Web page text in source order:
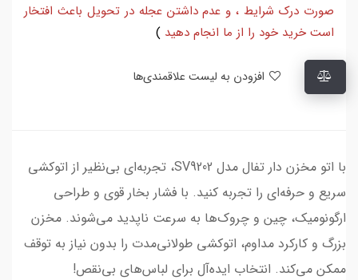
صورت درک شرایط ، و عدم داشتن عجله در تحویل باعث افتخار
است خرید خود را از ما انجام دهید )
با اتو مخزن دار تفال مدل SV9202، تجربه‌ای بی‌نظیر از اتوکشی
سریع و حرفه‌ای را تجربه کنید. با فشار بخار قوی و طراحی
ارگونومیک، چین و چروک‌ها به سرعت ناپدید می‌شوند. مخزن
بزرگ و کارکرد مداوم، اتوکشی طولانی‌مدت را بدون نیاز به توقف
ممکن می‌کند. انتخاب ایده‌آل برای لباس‌های بی‌نقص!